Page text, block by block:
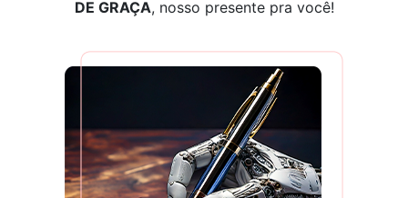
DE GRAÇA, nosso presente pra você!